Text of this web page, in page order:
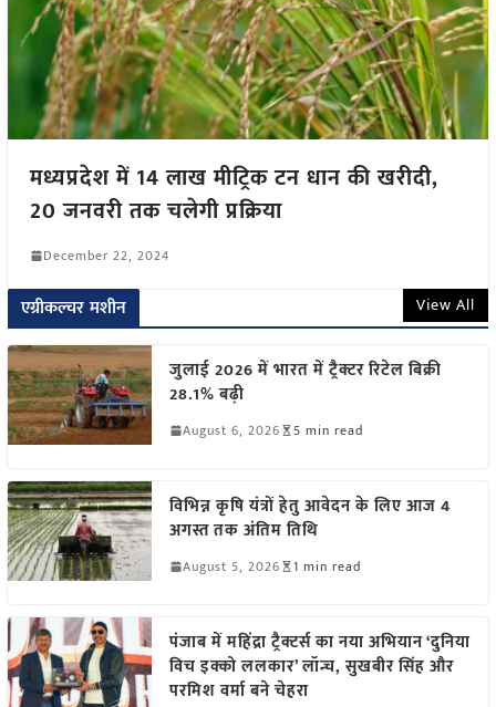
मध्यप्रदेश में 14 लाख मीट्रिक टन धान की खरीदी,
20 जनवरी तक चलेगी प्रक्रिया
December 22, 2024
एग्रीकल्चर मशीन View All
जुलाई 2026 में भारत में ट्रैक्टर रिटेल बिक्री
28.1% बढ़ी
August 6, 2026 5 min read
विभिन्न कृषि यंत्रों हेतु आवेदन के लिए आज 4
अगस्त तक अंतिम तिथि
August 5, 2026 1 min read
पंजाब में महिंद्रा ट्रैक्टर्स का नया अभियान ‘दुनिया
विच इक्को ललकार’ लॉन्च, सुखबीर सिंह और
परमिश वर्मा बने चेहरा